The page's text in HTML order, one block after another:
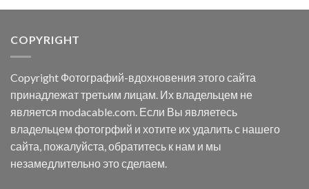
$20.52.
COPYRIGHT
Copyright Фотографий-вдохновения этого сайта
принадлежат третьим лицам. Их владельцем не
является modacable.com. Если Вы являетесь
владельцем фотогрфий и хотите их удалить с нашего
сайта, пожалуйста, обратитесь к нам и мы
незамедлительно это сделаем.